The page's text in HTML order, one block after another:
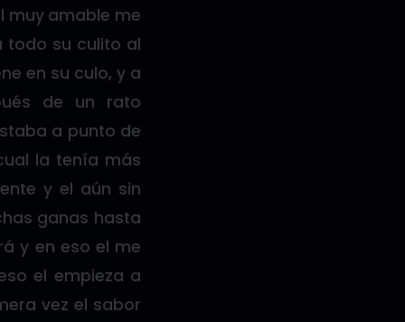
muy amable me
todo su culito al
en su culo, y a
de un rato
a punto de
la tenía más
y el aún sin
ganas hasta
y en eso el me
el empieza a
vez el sabor